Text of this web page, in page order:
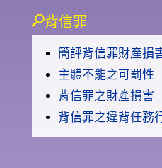
背信罪
簡評背信罪財產損
主體不能之可罰性
背信罪之財產損害
背信罪之違背任務